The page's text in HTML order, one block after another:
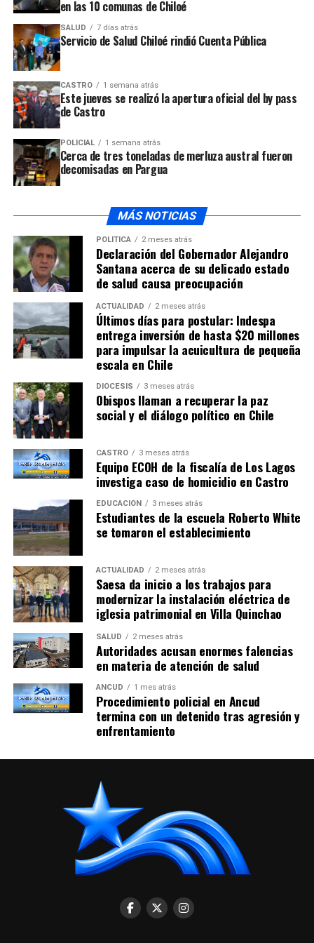
playa de Mar Brava.
ARTÍCULOS RELACIONADOS:
UP NEXT
Pueblo Williche de la región solidarizan con comuneros
mapuches
NO TE PIERDAS
Dirigentes continúan en la lucha por nivelación de
Bonos Zonas Extremas
en las 10 comunas de Chiloé
SALUD 7 días atrás
Servicio de Salud Chiloé rindió Cuenta Pública
CASTRO 1 semana atrás
Este jueves se realizó la apertura oficial del by pass
de Castro
POLICIAL 1 semana atrás
Cerca de tres toneladas de merluza austral fueron
decomisadas en Pargua
MÁS NOTICIAS
POLÍTICA 2 meses atrás
Declaración del Gobernador Alejandro
Santana acerca de su delicado estado
de salud causa preocupación
ACTUALIDAD 2 meses atrás
Últimos días para postular: Indespa
entrega inversión de hasta $20 millones
para impulsar la acuicultura de pequeña
escala en Chile
DIÓCESIS 3 meses atrás
Obispos llaman a recuperar la paz
social y el diálogo político en Chile
CASTRO 3 meses atrás
Equipo ECOH de la fiscalía de Los Lagos
investiga caso de homicidio en Castro
EDUCACIÓN 3 meses atrás
Estudiantes de la escuela Roberto White
se tomaron el establecimiento
ACTUALIDAD 2 meses atrás
Saesa da inicio a los trabajos para
modernizar la instalación eléctrica de
iglesia patrimonial en Villa Quinchao
SALUD 2 meses atrás
Autoridades acusan enormes falencias
en materia de atención de salud
ANCUD 1 mes atrás
Procedimiento policial en Ancud
termina con un detenido tras agresión y
enfrentamiento